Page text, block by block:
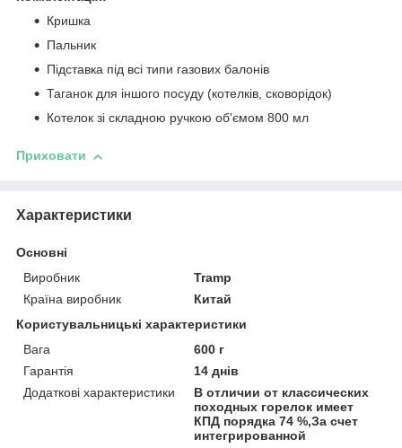
Кришка
Пальник
Підставка під всі типи газових балонів
Таганок для іншого посуду (котелків, сковорідок)
Котелок зі складною ручкою об'ємом 800 мл
Приховати
Характеристики
Основні
Виробник
Tramp
Країна виробник
Китай
Користувальницькі характеристики
Вага
600 г
Гарантія
14 днів
Додаткові характеристики
В отличии от классических
походных горелок имеет
КПД порядка 74 %,За счет
интегрированной